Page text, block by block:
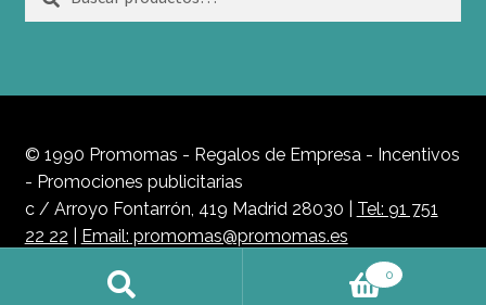
© 1990 Promomas - Regalos de Empresa - Incentivos
- Promociones publicitarias
c / Arroyo Fontarrón, 419 Madrid 28030 | Tel: 91 751
22 22
Email: promomas@promomas.es
0